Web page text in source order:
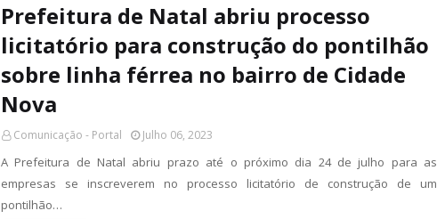
Prefeitura de Natal abriu processo
licitatório para construção do pontilhão
sobre linha férrea no bairro de Cidade
Nova
Comunicação - Portal Julho 06, 2023
A Prefeitura de Natal abriu prazo até o próximo dia 24 de julho para as
empresas se inscreverem no processo licitatório de construção de um
pontilhão…